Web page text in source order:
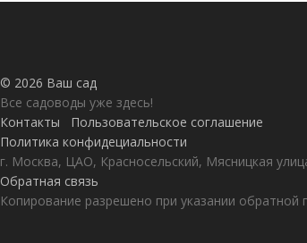
© 2026 Ваш сад
Все садоводы уже здесь!
Контакты
Пользовательское соглашение
Политика конфидециальности
г. Москва, ЦАО, Красносельский, Мясницкая
Обратная связь
Копирование разрешено при указании обратной